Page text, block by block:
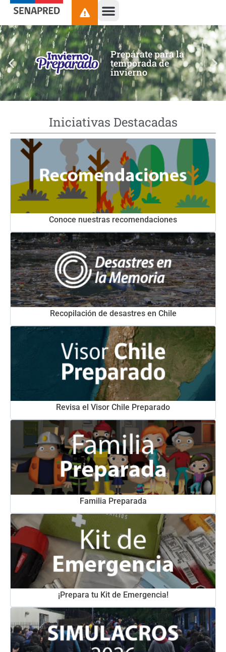
contenido
Prepárate para la
temporada de
invierno
Iniciativas Destacadas
Conoce nuestras recomendaciones
Recopilación de desastres en Chile
Revisa el Visor Chile Preparado
Familia Preparada
¡Prepara tu Kit de Emergencia!